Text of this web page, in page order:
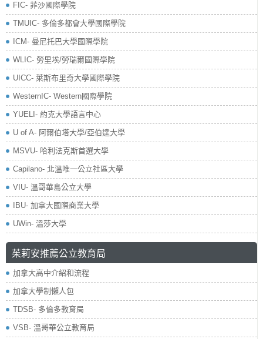
FIC- 菲沙國際學院
TMUIC- 多倫多都會大學國際學院
ICM- 曼尼托巴大學國際學院
WLIC- 勞里埃/勞瑞爾國際學院
UICC- 萊斯布里奇大學國際學院
WesternIC- Western國際學院
YUELI- 約克大學語言中心
U of A- 阿爾伯塔大學/亞伯達大學
MSVU- 哈利法克斯首選大學
Capilano- 北溫唯一公立社區大學
VIU- 溫哥華島公立大學
IBU- 加拿大國際商業大學
UWin- 溫莎大學
茱莉安推薦公立教育局
加拿大高中介紹和流程
加拿大學制懶人包
TDSB- 多倫多教育局
VSB- 溫哥華公立教育局